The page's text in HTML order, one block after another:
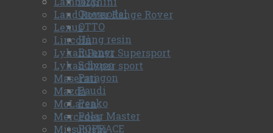
Onemodel
OTTO
Hàng resin
Runner
Schuco
Paragon
Paudi
Peako
Polar Master
POPRACE
Land Rover Range Rover
Lexus
Lincoln
Lykan Fenyr Supersport
Lykan hyper sport
Maserati
Mazda
McLaren
Mercedes
Mitsubishi